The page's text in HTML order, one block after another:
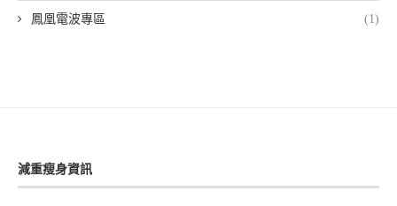
鳳凰電波專區 (1)
減重瘦身資訊